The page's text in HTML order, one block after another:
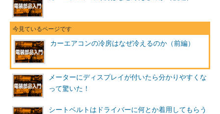
カーエアコンの冷房はなぜ冷えるのか（前編）
メーターにディスプレイが付いたら分かりやすくな
って驚いた！
シートベルトはドライバーに何とか着用してもらう